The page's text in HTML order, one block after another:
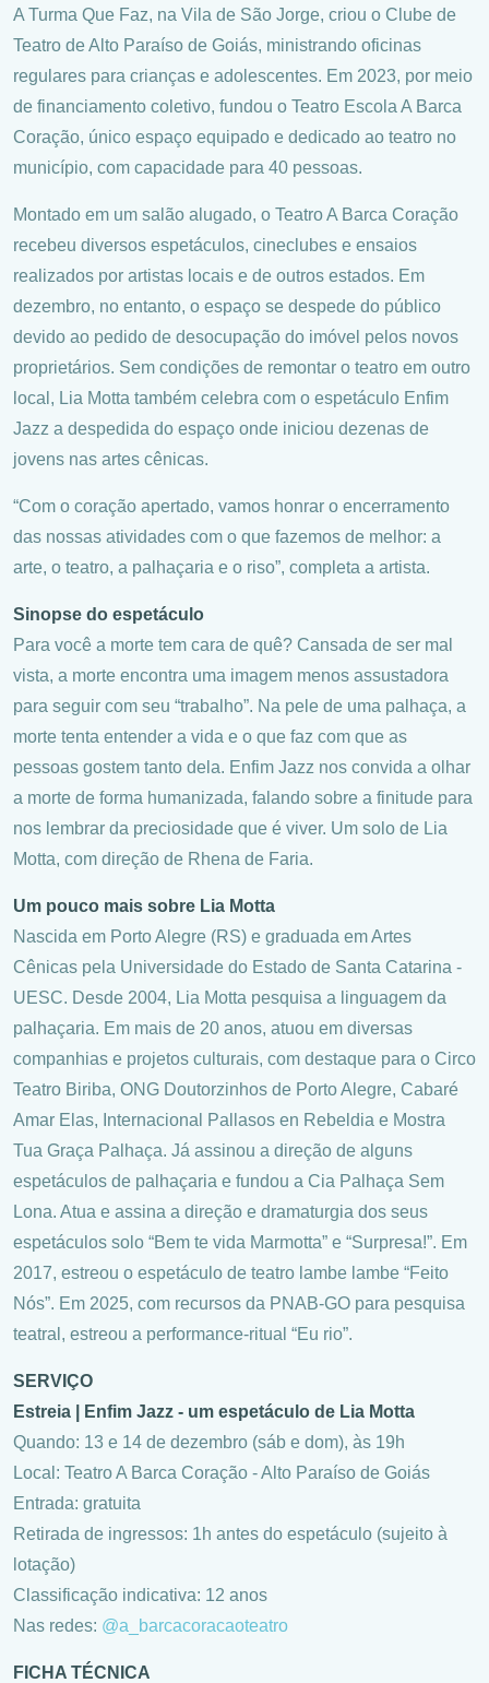
A Turma Que Faz, na Vila de São Jorge, criou o Clube de
Teatro de Alto Paraíso de Goiás, ministrando oficinas
regulares para crianças e adolescentes. Em 2023, por meio
de financiamento coletivo, fundou o Teatro Escola A Barca
Coração, único espaço equipado e dedicado ao teatro no
município, com capacidade para 40 pessoas.
Montado em um salão alugado, o Teatro A Barca Coração
recebeu diversos espetáculos, cineclubes e ensaios
realizados por artistas locais e de outros estados. Em
dezembro, no entanto, o espaço se despede do público
devido ao pedido de desocupação do imóvel pelos novos
proprietários. Sem condições de remontar o teatro em outro
local, Lia Motta também celebra com o espetáculo Enfim
Jazz a despedida do espaço onde iniciou dezenas de
jovens nas artes cênicas.
“Com o coração apertado, vamos honrar o encerramento
das nossas atividades com o que fazemos de melhor: a
arte, o teatro, a palhaçaria e o riso”, completa a artista.
Sinopse do espetáculo
Para você a morte tem cara de quê? Cansada de ser mal
vista, a morte encontra uma imagem menos assustadora
para seguir com seu “trabalho”. Na pele de uma palhaça, a
morte tenta entender a vida e o que faz com que as
pessoas gostem tanto dela. Enfim Jazz nos convida a olhar
a morte de forma humanizada, falando sobre a finitude para
nos lembrar da preciosidade que é viver. Um solo de Lia
Motta, com direção de Rhena de Faria.
Um pouco mais sobre Lia Motta
Nascida em Porto Alegre (RS) e graduada em Artes
Cênicas pela Universidade do Estado de Santa Catarina -
UESC. Desde 2004, Lia Motta pesquisa a linguagem da
palhaçaria. Em mais de 20 anos, atuou em diversas
companhias e projetos culturais, com destaque para o Circo
Teatro Biriba, ONG Doutorzinhos de Porto Alegre, Cabaré
Amar Elas, Internacional Pallasos en Rebeldia e Mostra
Tua Graça Palhaça. Já assinou a direção de alguns
espetáculos de palhaçaria e fundou a Cia Palhaça Sem
Lona. Atua e assina a direção e dramaturgia dos seus
espetáculos solo “Bem te vida Marmotta” e “Surpresa!”. Em
2017, estreou o espetáculo de teatro lambe lambe “Feito
Nós”. Em 2025, com recursos da PNAB-GO para pesquisa
teatral, estreou a performance-ritual “Eu rio”.
SERVIÇO
Estreia | Enfim Jazz - um espetáculo de Lia Motta
Quando: 13 e 14 de dezembro (sáb e dom), às 19h
Local: Teatro A Barca Coração - Alto Paraíso de Goiás
Entrada: gratuita
Retirada de ingressos: 1h antes do espetáculo (sujeito à
lotação)
Classificação indicativa: 12 anos
Nas redes: @a_barcacoracaoteatro
FICHA TÉCNICA